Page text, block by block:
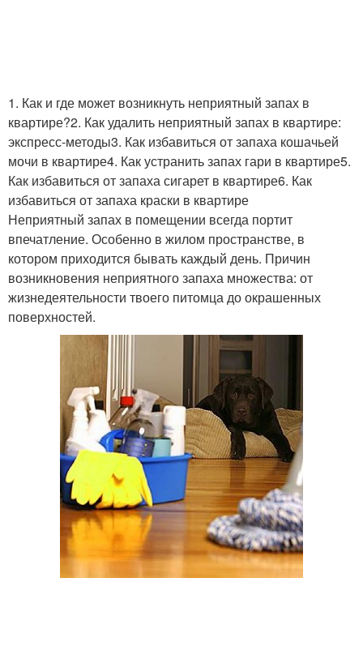
1. Как и где может возникнуть неприятный запах в
квартире?2. Как удалить неприятный запах в квартире:
экспресс-методы3. Как избавиться от запаха кошачьей
мочи в квартире4. Как устранить запах гари в квартире5.
Как избавиться от запаха сигарет в квартире6. Как
избавиться от запаха краски в квартире
Неприятный запах в помещении всегда портит
впечатление. Особенно в жилом пространстве, в
котором приходится бывать каждый день. Причин
возникновения неприятного запаха множества: от
жизнедеятельности твоего питомца до окрашенных
поверхностей.